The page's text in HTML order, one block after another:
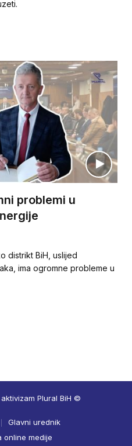
problemi u
distrikt BiH, uslijed
ima ogromne probleme u
Plural BiH ©
Glavni urednik
online medije